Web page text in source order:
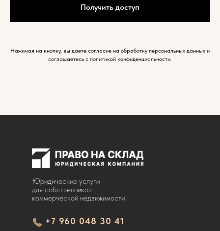
Получить доступ
Нажимая на кнопку, вы даете согласие на обработку персональных данных и
соглашаетесь c политикой конфиденциальности.
Юридические услуги
для собственников
коммерческой недвижимости
+7 960 048 30 41